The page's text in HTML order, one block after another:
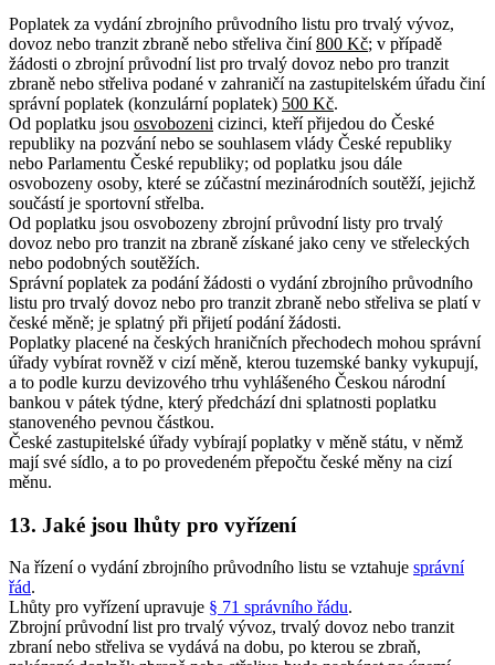
Poplatek za vydání zbrojního průvodního listu pro trvalý vývoz,
dovoz nebo tranzit zbraně nebo střeliva činí800 Kč; v případě
žádosti o zbrojní průvodní list pro trvalý dovoz nebo pro tranzit
zbraně nebo střeliva podané v zahraničí na zastupitelském úřadu činí
správní poplatek (konzulární poplatek) 500 Kč.
Od poplatku jsou osvobozeni cizinci, kteří přijedou do České
republiky na pozvání nebo se souhlasem vlády České republiky
nebo Parlamentu České republiky; od poplatku jsou dále
osvobozeny osoby, které se zúčastní mezinárodních soutěží, jejichž
součástí je sportovní střelba.
Od poplatku jsou osvobozeny zbrojní průvodní listy pro trvalý
dovoz nebo pro tranzit na zbraně získané jako ceny ve střeleckých
nebo podobných soutěžích.
Správní poplatek za podání žádosti o vydání zbrojního průvodního
listu pro trvalý dovoz nebo pro tranzit zbraně nebo střeliva se platí v
české měně; je splatný při přijetí podání žádosti.
Poplatky placené na českých hraničních přechodech mohou správní
úřady vybírat rovněž v cizí měně, kterou tuzemské banky vykupují,
a to podle kurzu devizového trhu vyhlášeného Českou národní
bankou v pátek týdne, který předchází dni splatnosti poplatku
stanoveného pevnou částkou.
České zastupitelské úřady vybírají poplatky v měně státu, v němž
mají své sídlo, a to po provedeném přepočtu české měny na cizí
měnu.
13. Jaké jsou lhůty pro vyřízení
Na řízení o vydání zbrojního průvodního listu se vztahuje správní
řád.
Lhůty pro vyřízení upravuje § 71 správního řádu.
Zbrojní průvodní list pro trvalý vývoz, trvalý dovoz nebo tranzit
zbraní nebo střeliva se vydává na dobu, po kterou se zbraň,